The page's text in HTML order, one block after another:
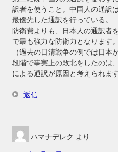
訳者を使うこと。中国人の通訳
最優先した通訳を行っている。
防衛費よりも、日本人の通訳者
で最も強力な防衛力となります。
（過去の日清戦争の例では日
段階で事実上の敗北をしたのは
による通訳が原因と考えられます
返信
ハマナデレク より: